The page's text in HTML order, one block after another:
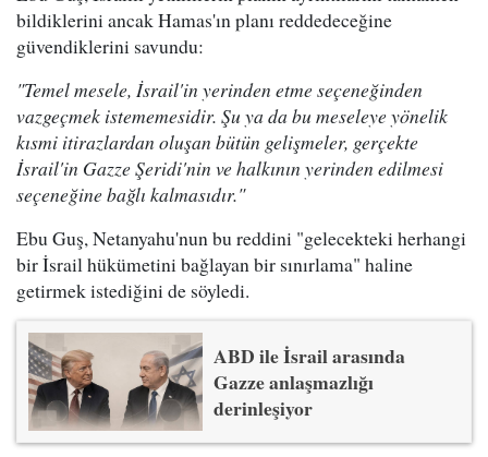
bildiklerini ancak Hamas'ın planı reddedeceğine
güvendiklerini savundu:
"Temel mesele, İsrail'in yerinden etme seçeneğinden
vazgeçmek istememesidir. Şu ya da bu meseleye yönelik
kısmi itirazlardan oluşan bütün gelişmeler, gerçekte
İsrail'in Gazze Şeridi'nin ve halkının yerinden edilmesi
seçeneğine bağlı kalmasıdır."
Ebu Guş, Netanyahu'nun bu reddini "gelecekteki herhangi
bir İsrail hükümetini bağlayan bir sınırlama" haline
getirmek istediğini de söyledi.
ABD ile İsrail arasında
Gazze anlaşmazlığı
derinleşiyor